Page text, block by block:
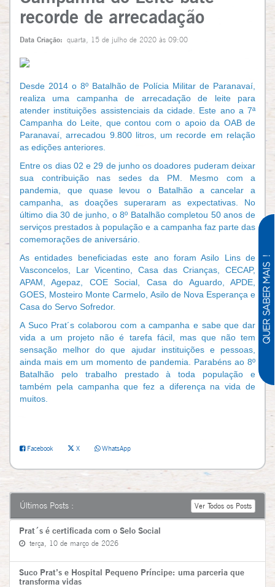
recorde de arrecadação
Data Criação: quarta, 15 de julho de 2020 às 09:00
Desde 2014 o 8º Batalhão de Polícia Militar de Paranavaí,
realiza uma campanha de arrecadação de leite para
atender instituições assistenciais da cidade. Este ano a 7ª
Campanha do Leite, que contou com o apoio da OAB de
Paranavaí, arrecadou 9.800 litros, um recorde em relação
as edições anteriores.
Entre os dias 02 e 29 de junho os doadores puderam deixar
sua contribuição nas sedes da PM. Mesmo com a
pandemia, que quase levou o Batalhão a cancelar a
campanha, as doações superaram as expectativas. No
último dia 30 de junho, o 8º Batalhão completou 50 anos de
serviços prestados à população e a campanha faz parte das
comemorações de aniversário.
As entidades beneficiadas este ano foram Asilo Lins de
Vasconcelos, Lar Vicentino, Casa das Crianças, CECAP,
APAM, Agepaz, COE Social, Casa do Aguardo, APDE,
GOES, Mosteiro Monte Carmelo, Asilo de Nova Esperança e
Casa do Servo Sofredor.
A Suco Prat´s colaborou com a campanha e sabe que dar
vida a um projeto não é tarefa fácil, mas que não tem
sensação melhor do que ajudar instituições e pessoas,
ainda mais em um momento de pandemia. Parabéns ao 8º
Batalhão pelo trabalho prestado à toda população e
também pela campanha que fez a diferença na vida de
muitos.
Facebook X WhatsApp
Últimos Posts : Ver Todos os Posts
Prat´s é certificada com o Selo Social
terça, 10 de março de 2026
Suco Prat’s e Hospital Pequeno Príncipe: uma parceria que
transforma vidas